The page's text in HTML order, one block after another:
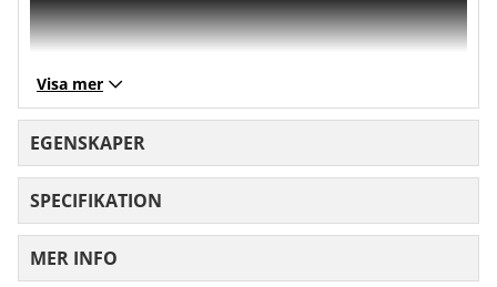
Visa mer
EGENSKAPER
SPECIFIKATION
MER INFO